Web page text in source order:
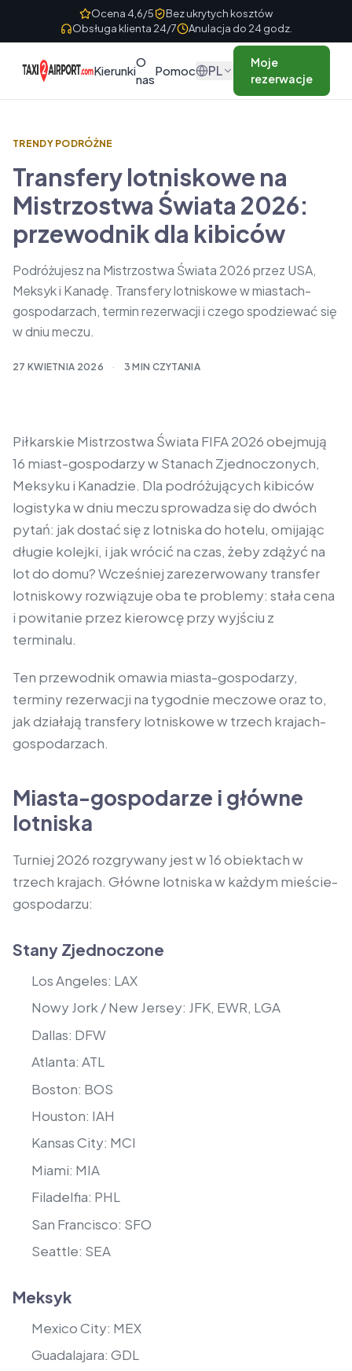
Skip to contentOcena 4,6/5
Bez ukrytych kosztów
Obsługa klienta 24/7
Anulacja do 24 godz.
Kierunki
O
nas
Pomoc PL
Moje
rezerwacje
TRENDY PODRÓŻNE
Transfery lotniskowe na
Mistrzostwa Świata 2026:
przewodnik dla kibiców
Podróżujesz na Mistrzostwa Świata 2026 przez USA,
Meksyk i Kanadę. Transfery lotniskowe w miastach-
gospodarzach, termin rezerwacji i czego spodziewać się
w dniu meczu.
27 KWIETNIA 2026 · 3 MIN CZYTANIA
Piłkarskie Mistrzostwa Świata FIFA 2026 obejmują
16 miast-gospodarzy w Stanach Zjednoczonych,
Meksyku i Kanadzie. Dla podróżujących kibiców
logistyka w dniu meczu sprowadza się do dwóch
pytań: jak dostać się z lotniska do hotelu, omijając
długie kolejki, i jak wrócić na czas, żeby zdążyć na
lot do domu? Wcześniej zarezerwowany transfer
lotniskowy rozwiązuje oba te problemy: stała cena
i powitanie przez kierowcę przy wyjściu z
terminalu.
Ten przewodnik omawia miasta-gospodarzy,
terminy rezerwacji na tygodnie meczowe oraz to,
jak działają transfery lotniskowe w trzech krajach-
gospodarzach.
Miasta-gospodarze i główne
lotniska
Turniej 2026 rozgrywany jest w 16 obiektach w
trzech krajach. Główne lotniska w każdym mieście-
gospodarzu:
Stany Zjednoczone
Los Angeles: LAX
Nowy Jork / New Jersey: JFK, EWR, LGA
Dallas: DFW
Atlanta: ATL
Boston: BOS
Houston: IAH
Kansas City: MCI
Miami: MIA
Filadelfia: PHL
San Francisco: SFO
Seattle: SEA
Meksyk
Mexico City: MEX
Guadalajara: GDL